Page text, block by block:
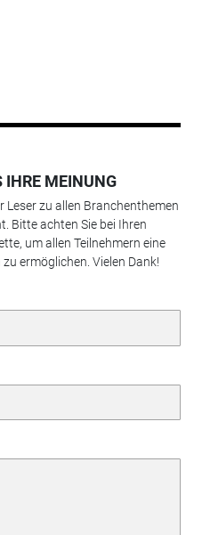
IHRE MEINUNG
Leser zu allen Branchenthemen
Bitte achten Sie bei Ihren
um allen Teilnehmern eine
ermöglichen. Vielen Dank!